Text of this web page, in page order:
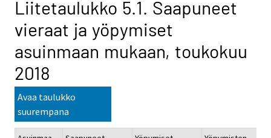
Liitetaulukko 5.1. Saapuneet
vieraat ja yöpymiset
asuinmaan mukaan, toukokuu
2018
Avaa taulukko
suurempana